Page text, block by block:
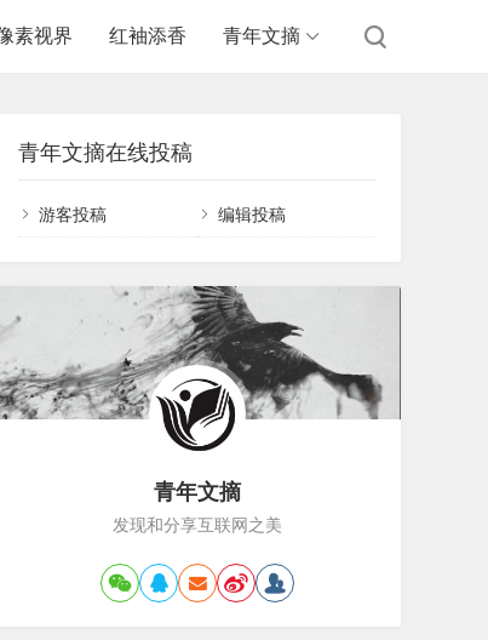
素视界 红袖添香 青年文摘
青年文摘在线投稿
游客投稿 编辑投稿
青年文摘
发现和分享互联网之美